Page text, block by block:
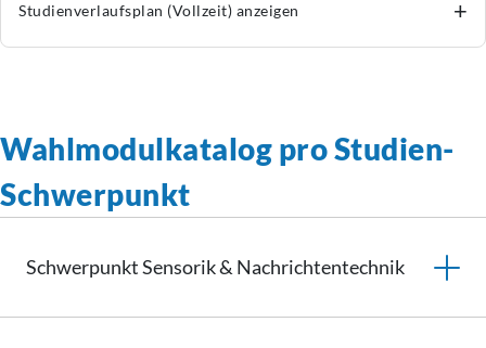
Studienverlaufsplan (Vollzeit) anzeigen +
Wahlmodulkatalog pro Studien-
Schwerpunkt
Schwerpunkt Sensorik &Nachrichtentechnik